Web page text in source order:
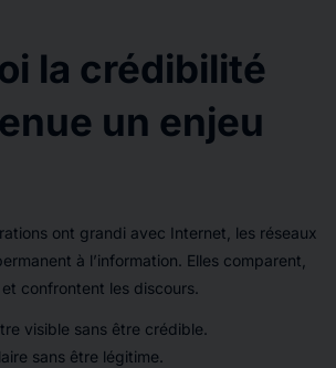
la crédibilité
un enjeu
ont grandi avec Internet, les réseaux
à l’information. Elles comparent,
confrontent les discours.
visible sans être crédible.
sans être légitime.